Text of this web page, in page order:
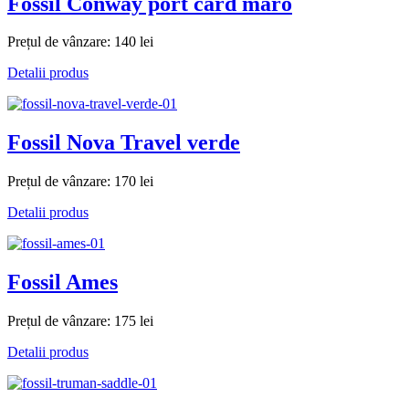
Prețul de vânzare: 140 lei
Detalii produs
Fossil Nova Travel verde
Prețul de vânzare: 170 lei
Detalii produs
Fossil Ames
Prețul de vânzare: 175 lei
Detalii produs